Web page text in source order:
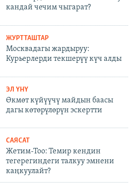
кандай чечим чыгарат?
ЖУРТТАШТАР
Москвадагы жардыруу:
Курьерлерди текшерүү күч алды
ЭЛ ҮНҮ
Өкмөт күйүүчү майдын баасы
дагы көтөрүлөрүн эскертти
САЯСАТ
Жетим-Тоо: Темир кендин
тегерегиндеги талкуу эмнени
каңкуулайт?